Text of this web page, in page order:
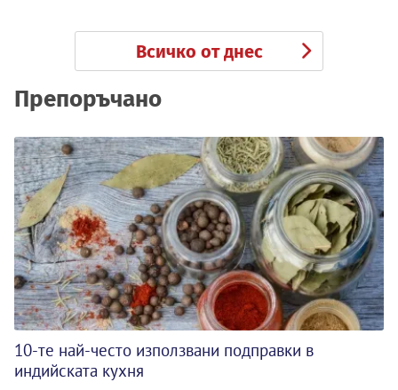
Всичко от днес
Препоръчано
10-те най-често използвани подправки в
индийската кухня